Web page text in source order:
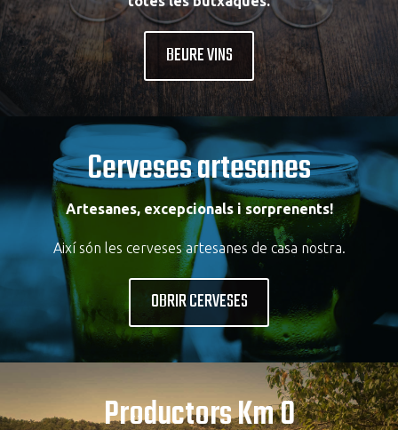
BEURE VINS
Cerveses artesanes
Artesanes, excepcionals i sorprenents!
Així són les cerveses artesanes de casa nostra.
OBRIR CERVESES
Productors Km 0